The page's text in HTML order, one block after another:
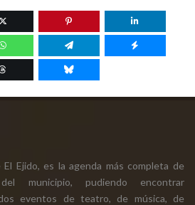
Ejido, es la agenda más completa de
municipio, pudiendo encontrar
eventos de teatro, de música, de